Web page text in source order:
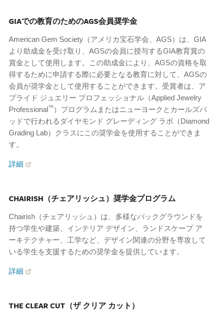
GIAでの教育のためのAGS会員奨学金
American Gem Society（アメリカ宝石学会、AGS）は、GIA
より助成金を受け取り、AGSの会員に授与するGIA教育賞の
賞金として使用します。この助成金により、AGSの資格を取
得するために申請する際に必要となる教育に対して、AGSの
会員が奨学金として使用することができます。受賞者は、ア
プライド ジュエリー プロフェッショナル（Applied Jewelry
Professional™ ）プログラムまたはニューヨークとカールズバ
ッドで行われるダイヤモンド グレーディング ラボ（Diamond
Grading Lab）クラスにこの奨学金を使用することができま
す。
詳細
CHAIRISH（チェアリッシュ）奨学金プログラム
Chairish（チェアリッシュ）は、多様なバックグラウンドを
持つ学生や建築、インテリア デザイン、ランドスケープ ア
ーキテクチャー、工学など、デザイン関連の分野を専攻して
いる学生を支援するための奨学金を提供しています。
詳細
THE CLEAR CUT（ザ クリア カット）